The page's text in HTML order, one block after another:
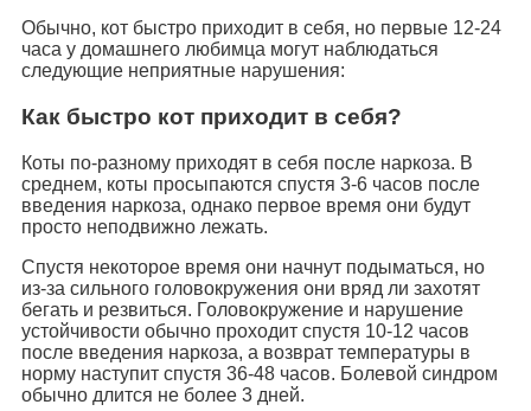
Обычно, кот быстро приходит в себя, но первые 12-24
часа у домашнего любимца могут наблюдаться
следующие неприятные нарушения:
Как быстро кот приходит в себя?
Коты по-разному приходят в себя после наркоза. В
среднем, коты просыпаются спустя 3-6 часов после
введения наркоза, однако первое время они будут
просто неподвижно лежать.
Спустя некоторое время они начнут подыматься, но
из-за сильного головокружения они вряд ли захотят
бегать и резвиться. Головокружение и нарушение
устойчивости обычно проходит спустя 10-12 часов
после введения наркоза, а возврат температуры в
норму наступит спустя 36-48 часов. Болевой синдром
обычно длится не более 3 дней.